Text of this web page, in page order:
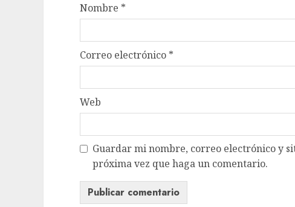
Nombre *
Correo electrónico *
Web
Guardar mi nombre, correo electrónico y
próxima vez que haga un comentario.